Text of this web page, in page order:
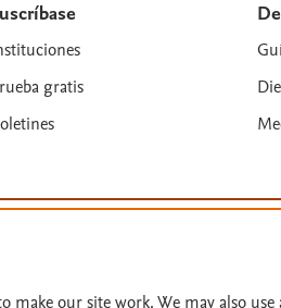
gratis
actualizada en: 31/07/2026.
make our site work. We may also